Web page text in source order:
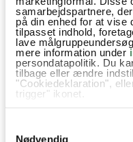
samarbejdspartnere,
på din enhed for at vise
tilpasset indhold,
lave
mere information under
persondatapolitik. Du
tilbage eller ændre
"Cookiedeklaration",
trigger" ikonet.
Indsamle
der kan være
Nødvendig
SPØRGSMÅL TIL
Har du spørgsmål til
hilsen, så kan du skrive til
Du kan måske finde
hvis det allerede er stillet